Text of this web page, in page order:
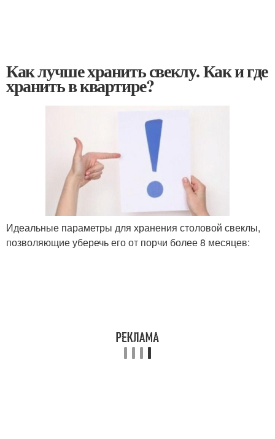
Как лучше хранить свеклу. Как и где
хранить в квартире?
Идеальные параметры для хранения столовой свеклы,
позволяющие уберечь его от порчи более 8 месяцев: